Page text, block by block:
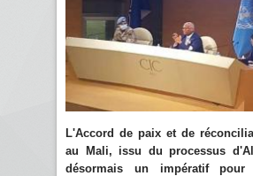
L'Accord de paix et de
au Mali, issu du processus
désormais un impératif pour